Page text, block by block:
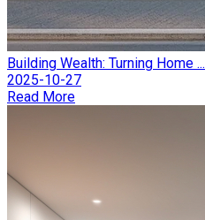
Building Wealth: Turning Home ...
2025-10-27
Read More